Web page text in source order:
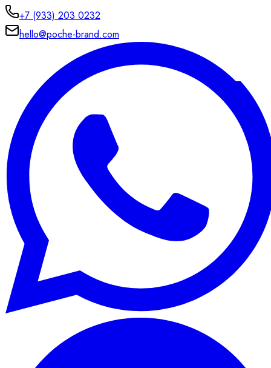
+7 (933) 203 0232
hello@poche-brand.com